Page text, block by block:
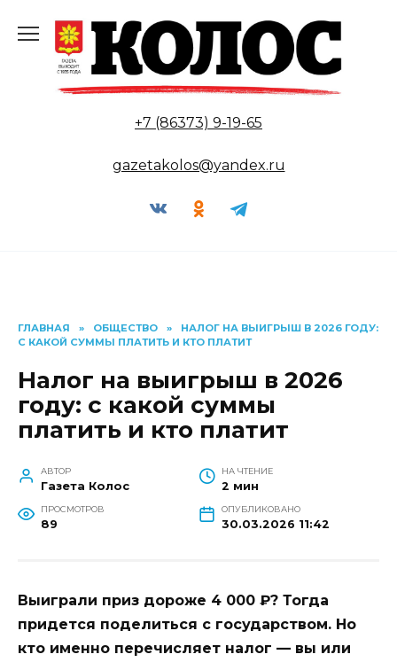
содержанию
+7 (86373) 9-19-65
gazetakolos@yandex.ru
ГЛАВНАЯ » ОБЩЕСТВО »
НАЛОГ НА ВЫИГРЫШ В 2026 ГОДУ:
С КАКОЙ СУММЫ ПЛАТИТЬ И КТО ПЛАТИТ
Налог на выигрыш в 2026
году: с какой суммы
платить и кто платит
АВТОР
Газета Колос
НА ЧТЕНИЕ
2 мин
ПРОСМОТРОВ
89
ОПУБЛИКОВАНО
30.03.2026 11:42
Выиграли приз дороже 4 000 ₽? Тогда
придется поделиться с государством. Но
кто именно перечисляет налог — вы или